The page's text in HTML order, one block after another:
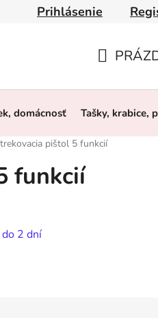
podmienky Ochrana
Prihlásenie
KOŠÍK
domácnosť Tašky, krabice,
pištol 5 funkcií
funkcií
2 dní